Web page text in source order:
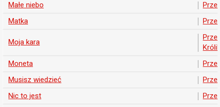
Małe niebo
Matka
Moja kara
Moneta
Musisz wiedzieć
Nic to jest